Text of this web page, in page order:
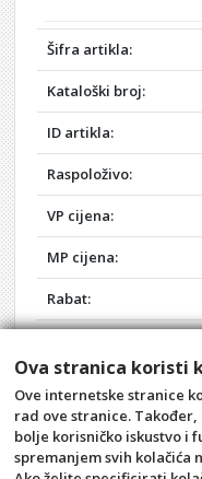
Šifra artikla:
Kataloški broj:
ID artikla:
Raspoloživo:
VP cijena:
MP cijena:
Rabat:
Akcija:
Opći uvjeti
Ova stranica koristi
Ove internetske stranice
rad ove stranice.
bolje korisničko iskustvo i
spremanjem svih kolačića